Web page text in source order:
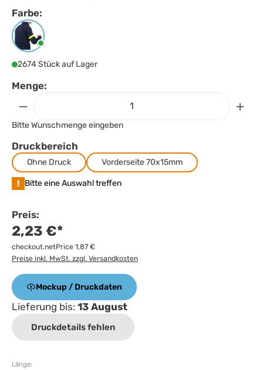
Farbe:
Farbeauswählen
Neongelb
2674 Stück auf Lager
Menge:
Bitte Wunschmenge eingeben
Druckbereich
Ohne Druck Vorderseite 70x15mm
! Bitte eine Auswahl treffen
Preis:
2,23 €*
checkout.netPrice 1,87 €
Preise inkl. MwSt. zzgl. Versandkosten
Mockup / Druckdaten
Lieferung bis: 13 August
Druckdetails fehlen
Länge: